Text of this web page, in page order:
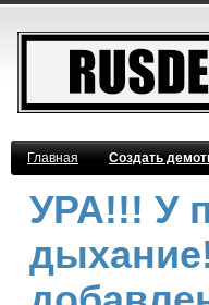
Главная Создать
УРА!!! У